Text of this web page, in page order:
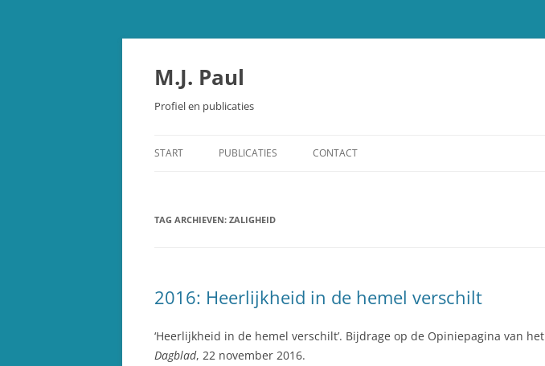
Spring
M.J. Paul
Profiel en publicaties
START PUBLICATIES
STUDIEBIJBEL OUDE TESTAMENT
CONTACT
TAG ARCHIEVEN: ZALIGHEID
2016: Heerlijkheid in de hemel verschilt
‘Heerlijkheid in de hemel verschilt’. Bijdrage op de Opiniepagina van het
Dagblad, 22 november 2016.